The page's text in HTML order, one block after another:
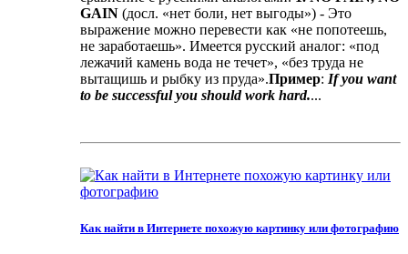
GAIN (досл. «нет боли, нет выгоды») - Это
выражение можно перевести как «не попотеешь,
не заработаешь». Имеется русский аналог: «под
лежачий камень вода не течет», «без труда не
вытащишь и рыбку из пруда».Пример: If you want
to be successful you should work hard....
Как найти в Интернете похожую картинку или фотографию